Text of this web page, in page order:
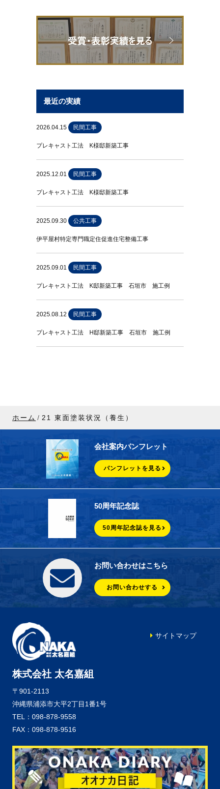
最近の実績
2026.04.15 民間工事
プレキャスト工法 K様邸新築工事
2025.12.01 民間工事
プレキャスト工法 K様邸新築工事
2025.09.30 公共工事
伊平屋村特定専門職定住促進住宅整備工事
2025.09.01 民間工事
プレキャスト工法 K邸新築工事 石垣市 施工例
2025.08.12 民間工事
プレキャスト工法 H邸新築工事 石垣市 施工例
ホーム 21 東面塗装状況（養生）
会社案内パンフレット
パンフレットを見る
50周年記念誌
50周年記念誌を見る
お問い合わせはこちら
お問い合わせする
株式会社 太名嘉組
〒901-2113
沖縄県浦添市大平2丁目1番1号
TEL：098-878-9558
FAX：098-878-9516
サイトマップ